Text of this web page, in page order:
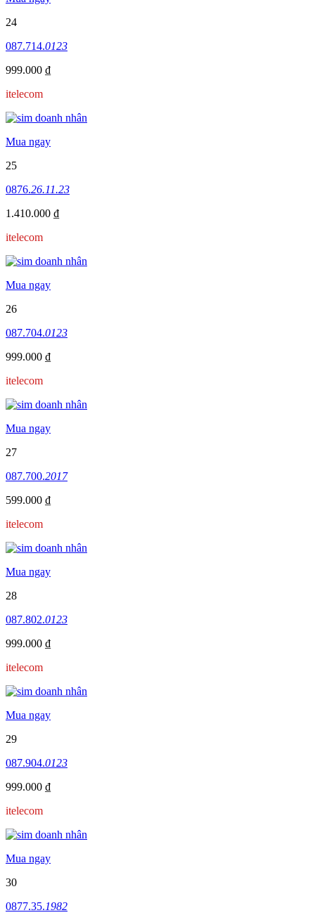
24
087.714.0123
999.000 ₫
itelecom
Mua ngay
25
0876.26.11.23
1.410.000 ₫
itelecom
Mua ngay
26
087.704.0123
999.000 ₫
itelecom
Mua ngay
27
087.700.2017
599.000 ₫
itelecom
Mua ngay
28
087.802.0123
999.000 ₫
itelecom
Mua ngay
29
087.904.0123
999.000 ₫
itelecom
Mua ngay
30
0877.35.1982